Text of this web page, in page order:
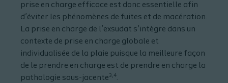
prise en charge efficace est donc essentielle afin
d’éviter les phénomènes de fuites et de macération.
La prise en charge de l’exsudat s’intègre dans un
contexte de prise en charge globale et
individualisée de la plaie puisque la meilleure façon
de le prendre en charge est de prendre en charge la
pathologie sous-jacente3,4.